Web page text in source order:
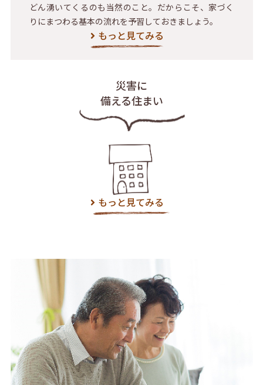
どん湧いてくるのも当然のこと。だからこそ、家づく
りにまつわる基本の流れを予習しておきましょう。
もっと見てみる
災害に
備える住まい
もっと見てみる